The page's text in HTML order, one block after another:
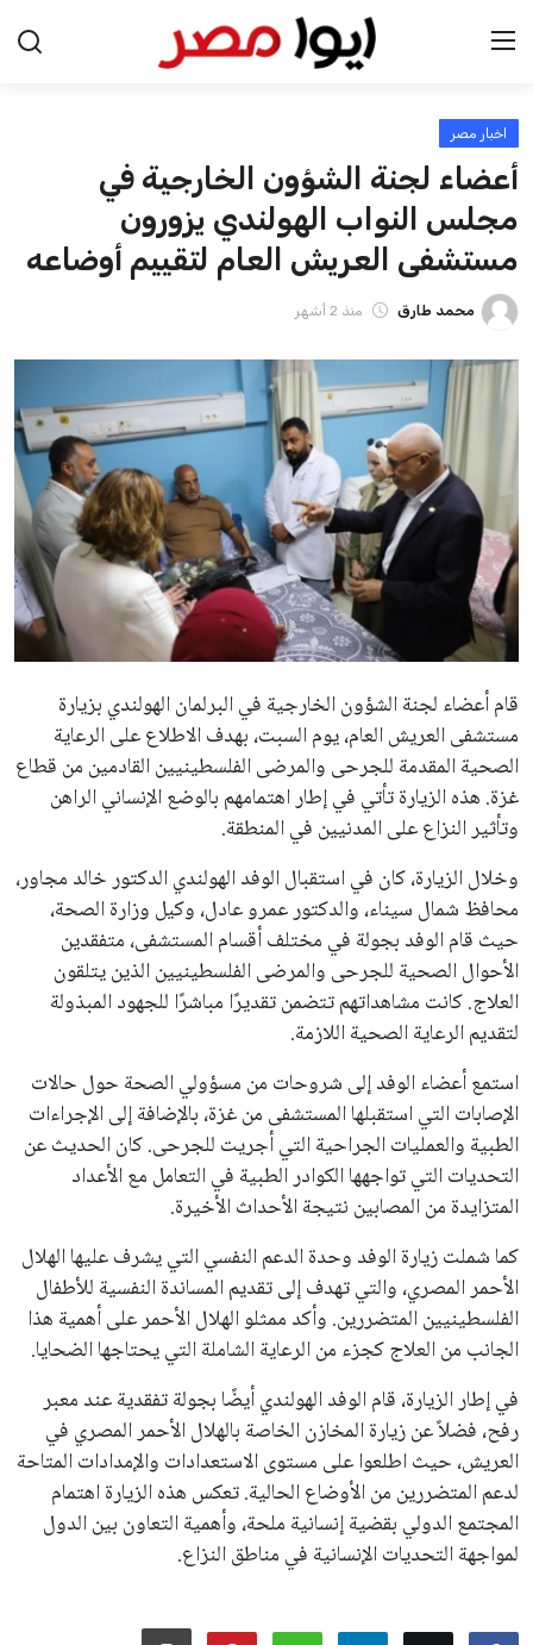
الرئيسية
اخبار مصر
عرب وعالم
اقتصاد
اخبار الرياضة
منوعات
فن وثقافة
علوم وتكنولوجيا
المرأة والجمال
محافظات
اخبار مصر
أعضاء لجنة الشؤون الخارجية في
مجلس النواب الهولندي يزورون
مستشفى العريش العام لتقييم أوضاعه
محمد طارق منذ 2 أشهر
قام أعضاء لجنة الشؤون الخارجية في البرلمان الهولندي بزيارة
مستشفى العريش العام، يوم السبت، بهدف الاطلاع على الرعاية
الصحية المقدمة للجرحى والمرضى الفلسطينيين القادمين من قطاع
غزة. هذه الزيارة تأتي في إطار اهتمامهم بالوضع الإنساني الراهن
وتأثير النزاع على المدنيين في المنطقة.
وخلال الزيارة، كان في استقبال الوفد الهولندي الدكتور خالد مجاور،
محافظ شمال سيناء، والدكتور عمرو عادل، وكيل وزارة الصحة،
حيث قام الوفد بجولة في مختلف أقسام المستشفى، متفقدين
الأحوال الصحية للجرحى والمرضى الفلسطينيين الذين يتلقون
العلاج. كانت مشاهداتهم تتضمن تقديرًا مباشرًا للجهود المبذولة
لتقديم الرعاية الصحية اللازمة.
استمع أعضاء الوفد إلى شروحات من مسؤولي الصحة حول حالات
الإصابات التي استقبلها المستشفى من غزة، بالإضافة إلى الإجراءات
الطبية والعمليات الجراحية التي أجريت للجرحى. كان الحديث عن
التحديات التي تواجهها الكوادر الطبية في التعامل مع الأعداد
المتزايدة من المصابين نتيجة الأحداث الأخيرة.
كما شملت زيارة الوفد وحدة الدعم النفسي التي يشرف عليها الهلال
الأحمر المصري، والتي تهدف إلى تقديم المساندة النفسية للأطفال
الفلسطينيين المتضررين. وأكد ممثلو الهلال الأحمر على أهمية هذا
الجانب من العلاج كجزء من الرعاية الشاملة التي يحتاجها الضحايا.
في إطار الزيارة، قام الوفد الهولندي أيضًا بجولة تفقدية عند معبر
رفح، فضلاً عن زيارة المخازن الخاصة بالهلال الأحمر المصري في
العريش، حيث اطلعوا على مستوى الاستعدادات والإمدادات المتاحة
لدعم المتضررين من الأوضاع الحالية. تعكس هذه الزيارة اهتمام
المجتمع الدولي بقضية إنسانية ملحة، وأهمية التعاون بين الدول
لمواجهة التحديات الإنسانية في مناطق النزاع.